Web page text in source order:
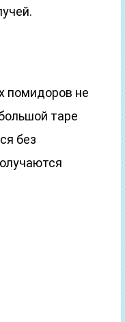
помидоров не
таре
без